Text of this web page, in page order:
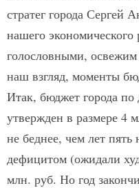
стратег города Сергей
нашего
голословными,
наш взгляд, моменты
Итак, бюджет города по
утвержден в размере
не беднее, чем лет
дефицитом (ожидали
млн. руб. Но год